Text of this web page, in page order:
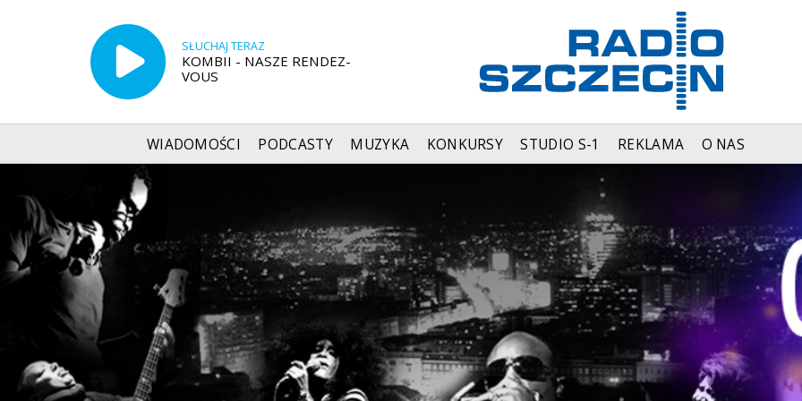
SŁUCHAJ TERAZ
KOMBII - NASZE RENDEZ-
VOUS
WIADOMOŚCI PODCASTY MUZYKA KONKURSY STUDIO S-1 REKLAMA O NAS